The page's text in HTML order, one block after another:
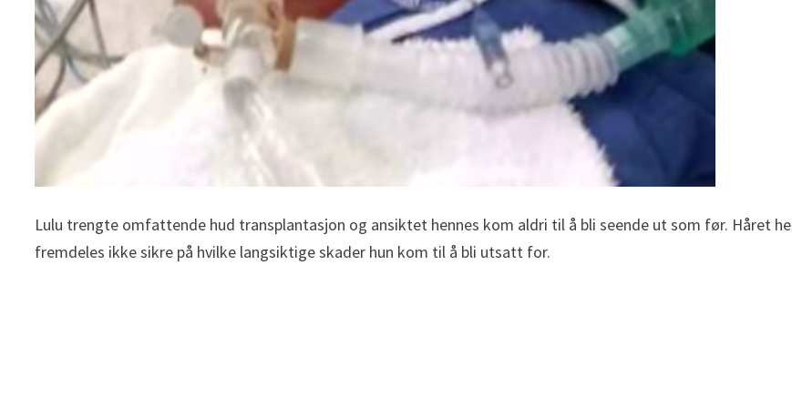
Lulu trengte omfattende hud transplantasjon og ansiktet hennes kom aldri til å bli seende ut som før. Håret
fremdeles ikke sikre på hvilke langsiktige skader hun kom til å bli utsatt for.